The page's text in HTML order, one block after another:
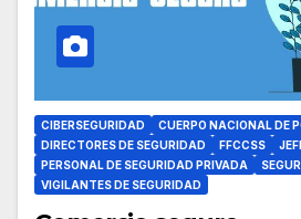
CIBERSEGURIDAD
CUERPO NACIONAL DE
DIRECTORES DE SEGURIDAD
FFCCSS
PERSONAL DE SEGURIDAD PRIVADA
VIGILANTES DE SEGURIDAD